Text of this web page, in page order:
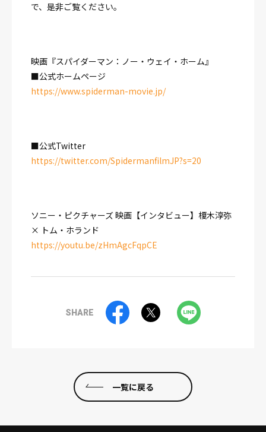
で、是非ご覧ください。
映画『スパイダーマン：ノー・ウェイ・ホーム』
■公式ホームページ
https://www.spiderman-movie.jp/
■公式Twitter
https://twitter.com/SpidermanfilmJP?s=20
ソニー・ピクチャーズ 映画【インタビュー】榎木淳弥
× トム・ホランド
https://youtu.be/zHmAgcFqpCE
SHARE
一覧に戻る